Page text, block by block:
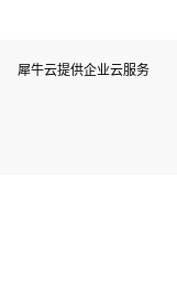
犀牛云提供企业云服务